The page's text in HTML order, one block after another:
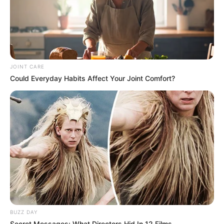
magasabbak lehetnek a szakértő szerint.
JOINT CARE
Could Everyday Habits Affect Your Joint Comfort?
BUZZ DAY